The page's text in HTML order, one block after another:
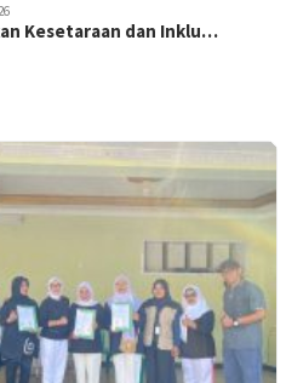
Kesetaraan dan Inklu…